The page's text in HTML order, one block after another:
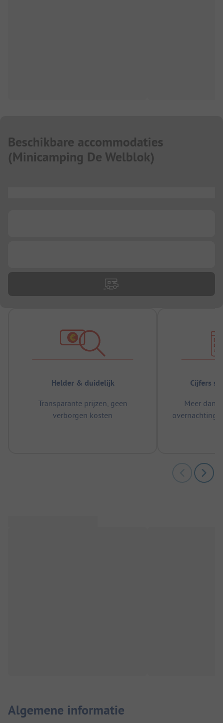
Beschikbare accommodaties
(Minicamping De Welblok)
Helder & duidelijk
Transparante prijzen, geen
verborgen kosten
Cijfers
Meer dan
Algemene informatie